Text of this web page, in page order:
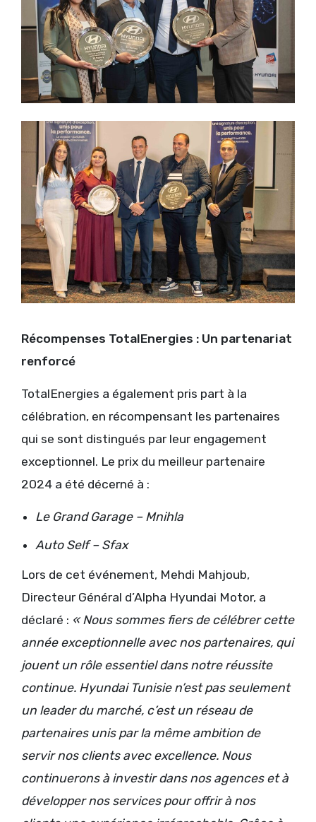
Récompenses TotalEnergies : Un partenariat
renforcé
TotalEnergies a également pris part à la
célébration, en récompensant les partenaires
qui se sont distingués par leur engagement
exceptionnel. Le prix du meilleur partenaire
2024 a été décerné à :
Le Grand Garage – Mnihla
Auto Self – Sfax
Lors de cet événement, Mehdi Mahjoub,
Directeur Général d’Alpha Hyundai Motor, a
déclaré : « Nous sommes fiers de célébrer cette
année exceptionnelle avec nos partenaires, qui
jouent un rôle essentiel dans notre réussite
continue. Hyundai Tunisie n’est pas seulement
un leader du marché, c’est un réseau de
partenaires unis par la même ambition de
servir nos clients avec excellence. Nous
continuerons à investir dans nos agences et à
développer nos services pour offrir à nos